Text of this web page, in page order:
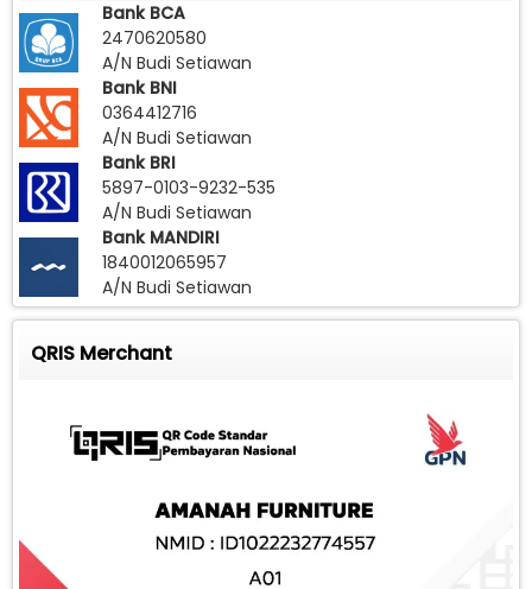
Bank BCA
2470620580
A/N Budi Setiawan
Bank BNI
0364412716
A/N Budi Setiawan
Bank BRI
5897-0103-9232-535
A/N Budi Setiawan
Bank MANDIRI
1840012065957
A/N Budi Setiawan
QRIS Merchant